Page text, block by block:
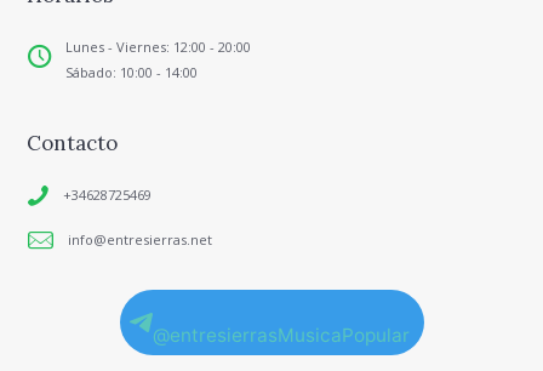
Lunes - Viernes: 12:00 - 20:00
Sábado: 10:00 - 14:00
Contacto
+34628725469
info@entresierras.net
@entresierrasMusicaPopular